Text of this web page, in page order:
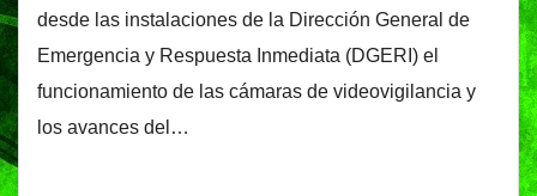
desde las instalaciones de la Dirección General de
Emergencia y Respuesta Inmediata (DGERI) el
funcionamiento de las cámaras de videovigilancia y
los avances del…